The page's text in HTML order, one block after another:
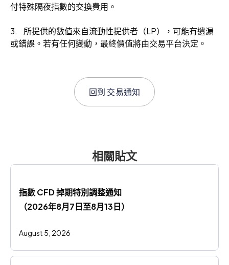
付特殊隔夜指數的交換費用。
3. 所提供的數值來自流動性提供者（LP），可能有遺漏
或錯誤。若有任何變動，最終價值將由交易平台決定。
回到 交易通知
相關貼文
指數 CFD 掉期特別調整通知
（2026年8月7日至8月13日）
August 5, 2026